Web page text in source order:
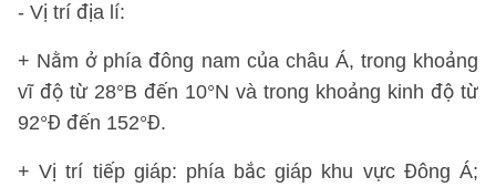
- Vị trí địa lí:
+ Nằm ở phía đông nam của châu Á, trong khoảng
vĩ độ từ 28°B đến 10°N và trong khoảng kinh độ từ
92°Đ đến 152°Đ.
+ Vị trí tiếp giáp: phía bắc giáp khu vực Đông Á;